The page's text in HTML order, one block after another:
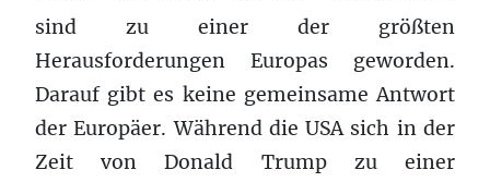
sind zu einer der größten
Herausforderungen Europas geworden.
Darauf gibt es keine gemeinsame Antwort
der Europäer. Während die USA sich in der
Zeit von Donald Trump zu einer